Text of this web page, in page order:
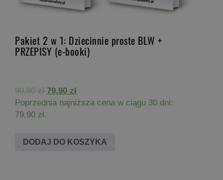
Pakiet 2 w 1: Dziecinnie proste BLW +
PRZEPISY (e-booki)
99,80zł Pierwotna
cena
79,90 złAktualna
cena
Poprzednia najniższa cena w ciągu 30 dni:
79,90 zł.
DODAJ DO KOSZYKA